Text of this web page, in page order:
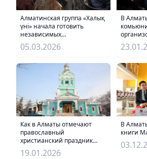
Алматинская группа «Халық
үні» начала готовить
независимых
наблюдателей
05.03.2026
В
Как в Алматы отмечают
православный
христианский праздник
Крещение Господне
19.01.2026
В
книги